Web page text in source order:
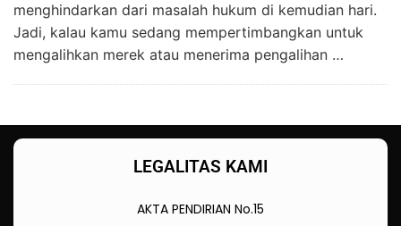
menghindarkan dari masalah hukum di kemudian hari.
Jadi, kalau kamu sedang mempertimbangkan untuk
mengalihkan merek atau menerima pengalihan …
LEGALITAS KAMI
AKTA PENDIRIAN No.15